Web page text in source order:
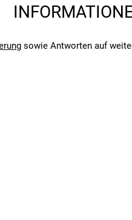
den angegebenen- und
sowie Antworten auf